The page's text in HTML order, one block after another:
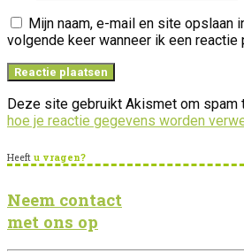
Mijn naam, e-mail en site opslaan
volgende keer wanneer ik een reactie
Deze site gebruikt Akismet om spam
hoe je reactie gegevens worden
Heeft u vragen?
Neem contact
met ons op